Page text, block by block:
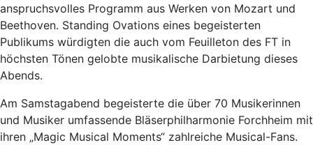
anspruchsvolles Programm aus Werken von Mozart und
Beethoven. Standing Ovations eines begeisterten
Publikums würdigten die auch vom Feuilleton des FT in
höchsten Tönen gelobte musikalische Darbietung dieses
Abends.
Am Samstagabend begeisterte die über 70 Musikerinnen
und Musiker umfassende Bläserphilharmonie Forchheim mit
ihren „Magic Musical Moments“ zahlreiche Musical-Fans.